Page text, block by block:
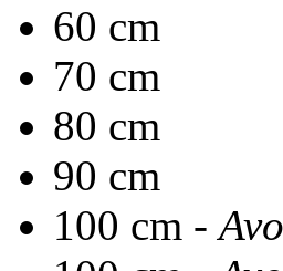
60 cm
70 cm
80 cm
90 cm
100 cm -